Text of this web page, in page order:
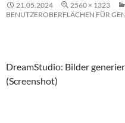
21.05.2024 2560 × 1323
BENUTZEROBERFLÄCHEN FÜR
DreamStudio: Bilder
(Screenshot)